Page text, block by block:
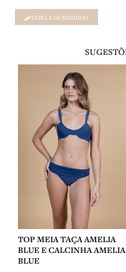
TABELA DE MEDIDAS
TOP MEIA TAÇA AMELIA
BLUE E CALCINHA AMELIA
BLUE